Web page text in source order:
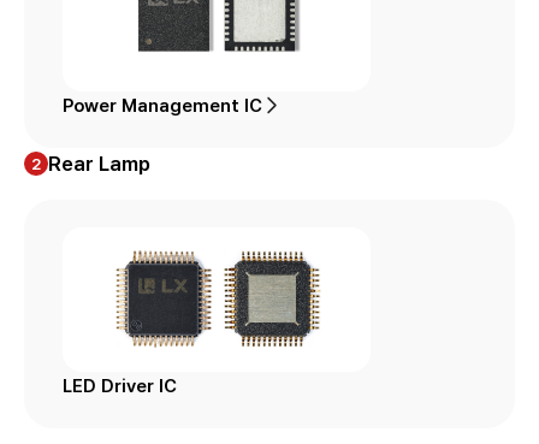
Power Management IC
2 Rear Lamp
LED Driver IC